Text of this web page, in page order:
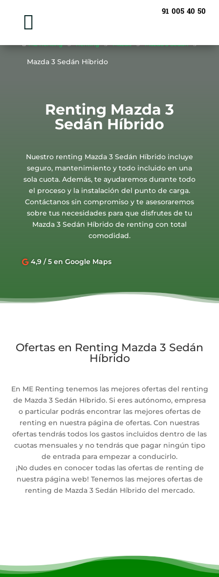

91 005 40 50
 ME Renting 5 Renting 5 Mazda 5 Mazda 3 Sedán 5
Mazda 3 Sedán Híbrido
Renting Mazda 3
Sedán Híbrido
Nuestro renting Mazda 3 Sedán Híbrido incluye
seguro, mantenimiento y todo incluido en una
sola cuota. Además, te ayudaremos durante todo
el proceso y la instalación del punto de carga.
Contáctanos sin compromiso y te asesoraremos
sobre tus necesidades para que disfrutes de tu
Mazda 3 Sedán Híbrido de renting con total
comodidad.
 4,9 / 5 en Google Maps
Ofertas en Renting Mazda 3 Sedán
Híbrido
En ME Renting tenemos las mejores ofertas del renting
de Mazda 3 Sedán Híbrido. Si eres autónomo, empresa
o particular podrás encontrar las mejores ofertas de
renting en nuestra página de ofertas. Con nuestras
ofertas tendrás todos los gastos incluidos dentro de las
cuotas mensuales y no tendrás que pagar ningún tipo
de entrada para empezar a conducirlo.
¡No dudes en conocer todas las ofertas de renting de
nuestra página web! Tenemos las mejores ofertas de
renting de Mazda 3 Sedán Híbrido del mercado.